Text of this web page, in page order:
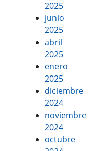
2025
junio
2025
abril
2025
enero
2025
diciembre
2024
noviembre
2024
octubre